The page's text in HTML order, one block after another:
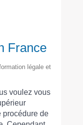
France
légale et
voulez vous
procédure de